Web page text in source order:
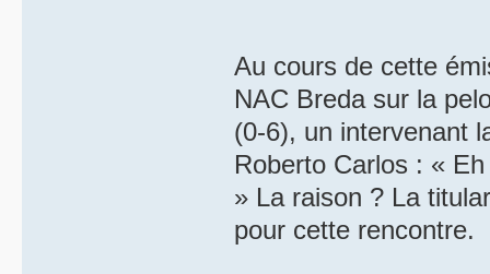
Au cours de cette
NAC Breda sur la
(0-6), un intervenant
Roberto Carlos : «
» La raison ? La
pour cette rencontre.